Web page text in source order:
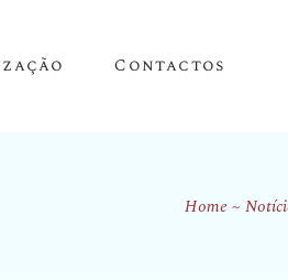
Contactos
Home